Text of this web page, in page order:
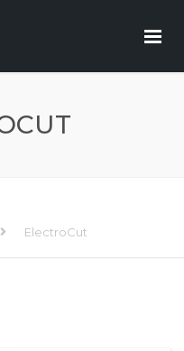
ElectroCut